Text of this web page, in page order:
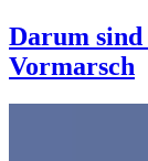
Darum
Vormarsch